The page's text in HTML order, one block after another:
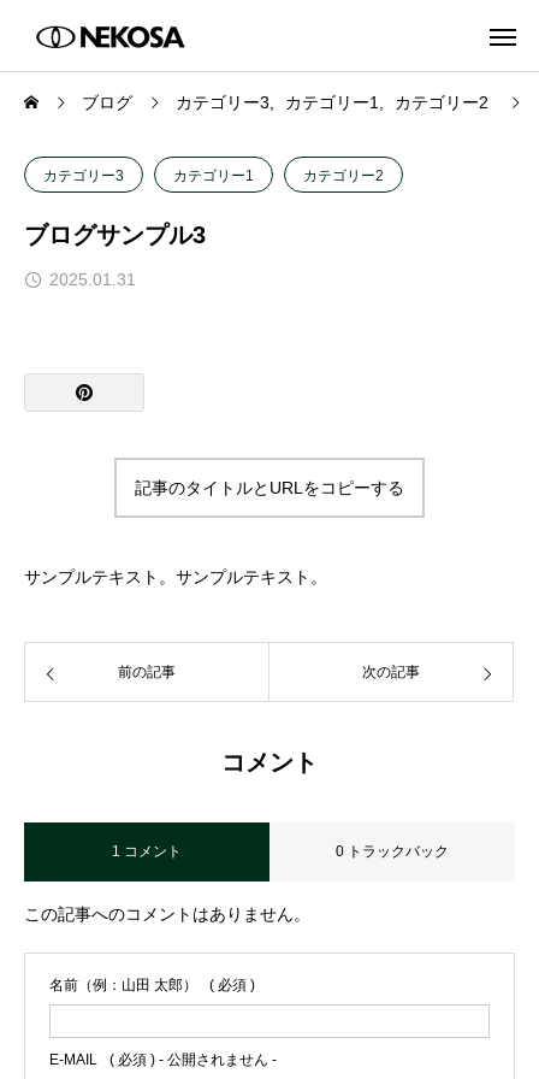
ブログ カテゴリー3 カテゴリー1 カテゴリー2
カテゴリー3 カテゴリー1 カテゴリー2
ブログサンプル3
2025.01.31
記事のタイトルとURLをコピーする
サンプルテキスト。サンプルテキスト。
前の記事 次の記事
コメント
1 コメント 0 トラックバック
この記事へのコメントはありません。
名前（例：山田 太郎） ( 必須 )
E-MAIL ( 必須 ) - 公開されません -